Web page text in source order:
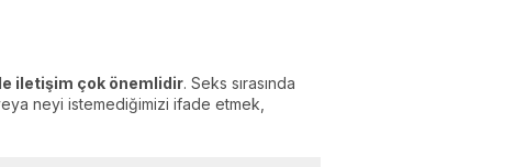
iletişim çok önemlidir. Seks sırasında
neyi istemediğimizi ifade etmek,